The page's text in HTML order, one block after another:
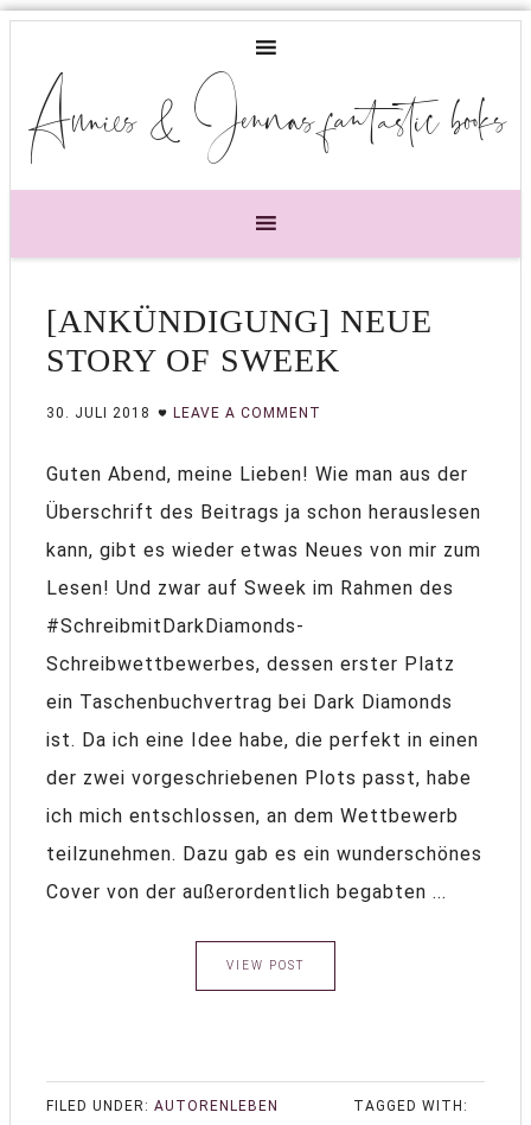
Annies & Jennas fantastic books
[ANKÜNDIGUNG] NEUE
STORY OF SWEEK
30. JULI 2018 LEAVE A COMMENT
Guten Abend, meine Lieben! Wie man aus der
Überschrift des Beitrags ja schon herauslesen
kann, gibt es wieder etwas Neues von mir zum
Lesen! Und zwar auf Sweek im Rahmen des
#SchreibmitDarkDiamonds-
Schreibwettbewerbes, dessen erster Platz
ein Taschenbuchvertrag bei Dark Diamonds
ist. Da ich eine Idee habe, die perfekt in einen
der zwei vorgeschriebenen Plots passt, habe
ich mich entschlossen, an dem Wettbewerb
teilzunehmen. Dazu gab es ein wunderschönes
Cover von der außerordentlich begabten ...
VIEW POST
FILED UNDER: AUTORENLEBEN
TAGGED WITH: